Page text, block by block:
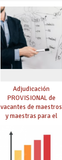
Adjudicación
PROVISIONAL de
vacantes de maestros
y maestras para el